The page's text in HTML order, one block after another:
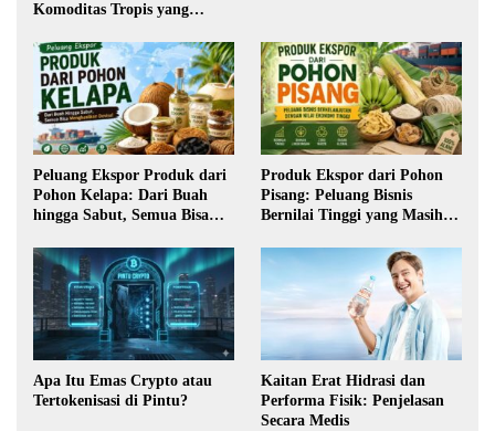
Komoditas Tropis yang
Peluang Ekspor Produk dari
Pohon Kelapa: Dari Buah
hingga Sabut, Semua Bisa
Produk Ekspor dari Pohon
Pisang: Peluang Bisnis
Bernilai Tinggi yang Masih
Apa Itu Emas Crypto atau
Tertokenisasi di Pintu?
Kaitan Erat Hidrasi dan
Performa Fisik: Penjelasan
Secara Medis